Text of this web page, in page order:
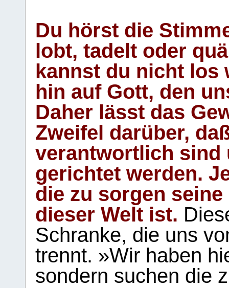
Du hörst die
lobt, tadelt oder
kannst du nicht los
hin auf Gott, den
Daher lässt das
Zweifel darüber,
verantwortlich sind
gerichtet werden.
die zu sorgen
dieser Welt ist.
Schranke, die uns
trennt. »Wir haben
sondern suchen die